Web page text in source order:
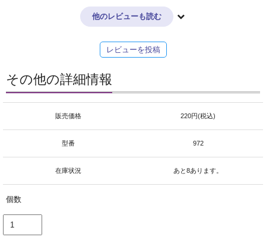
他のレビューも読む
レビューを投稿
その他の詳細情報
販売価格 220円(税込)
型番 972
在庫状況 あと8あります。
個数